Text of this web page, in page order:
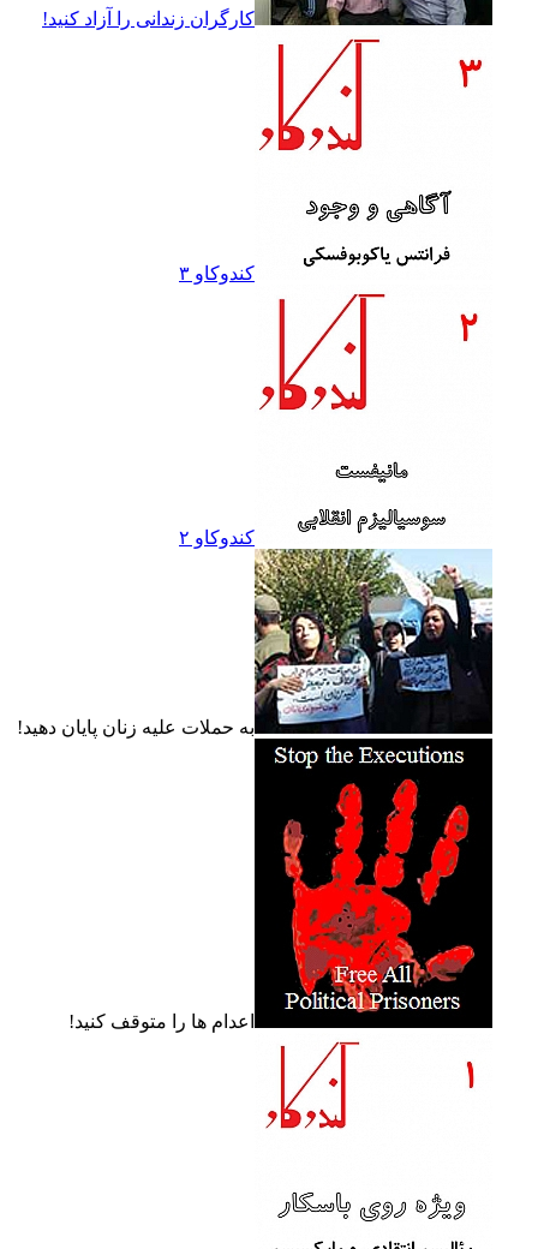
کارگران زندانى را آزاد کنيد!
کندوکاو ۳
کندوکاو ۲
به حملات عليه زنان پايان دهيد!
اعدام ها را متوقف کنيد!